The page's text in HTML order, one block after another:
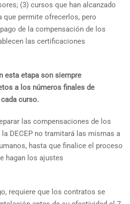
(3) cursos que han alcanzado
que permite ofrecerlos, pero
de la compensación de los
las certificaciones
esta etapa son siempre
a los números finales de
curso.
las compensaciones de los
DECEP no tramitará las mismas a
hasta que finalice el proceso
hagan los ajustes
requiere que los contratos se